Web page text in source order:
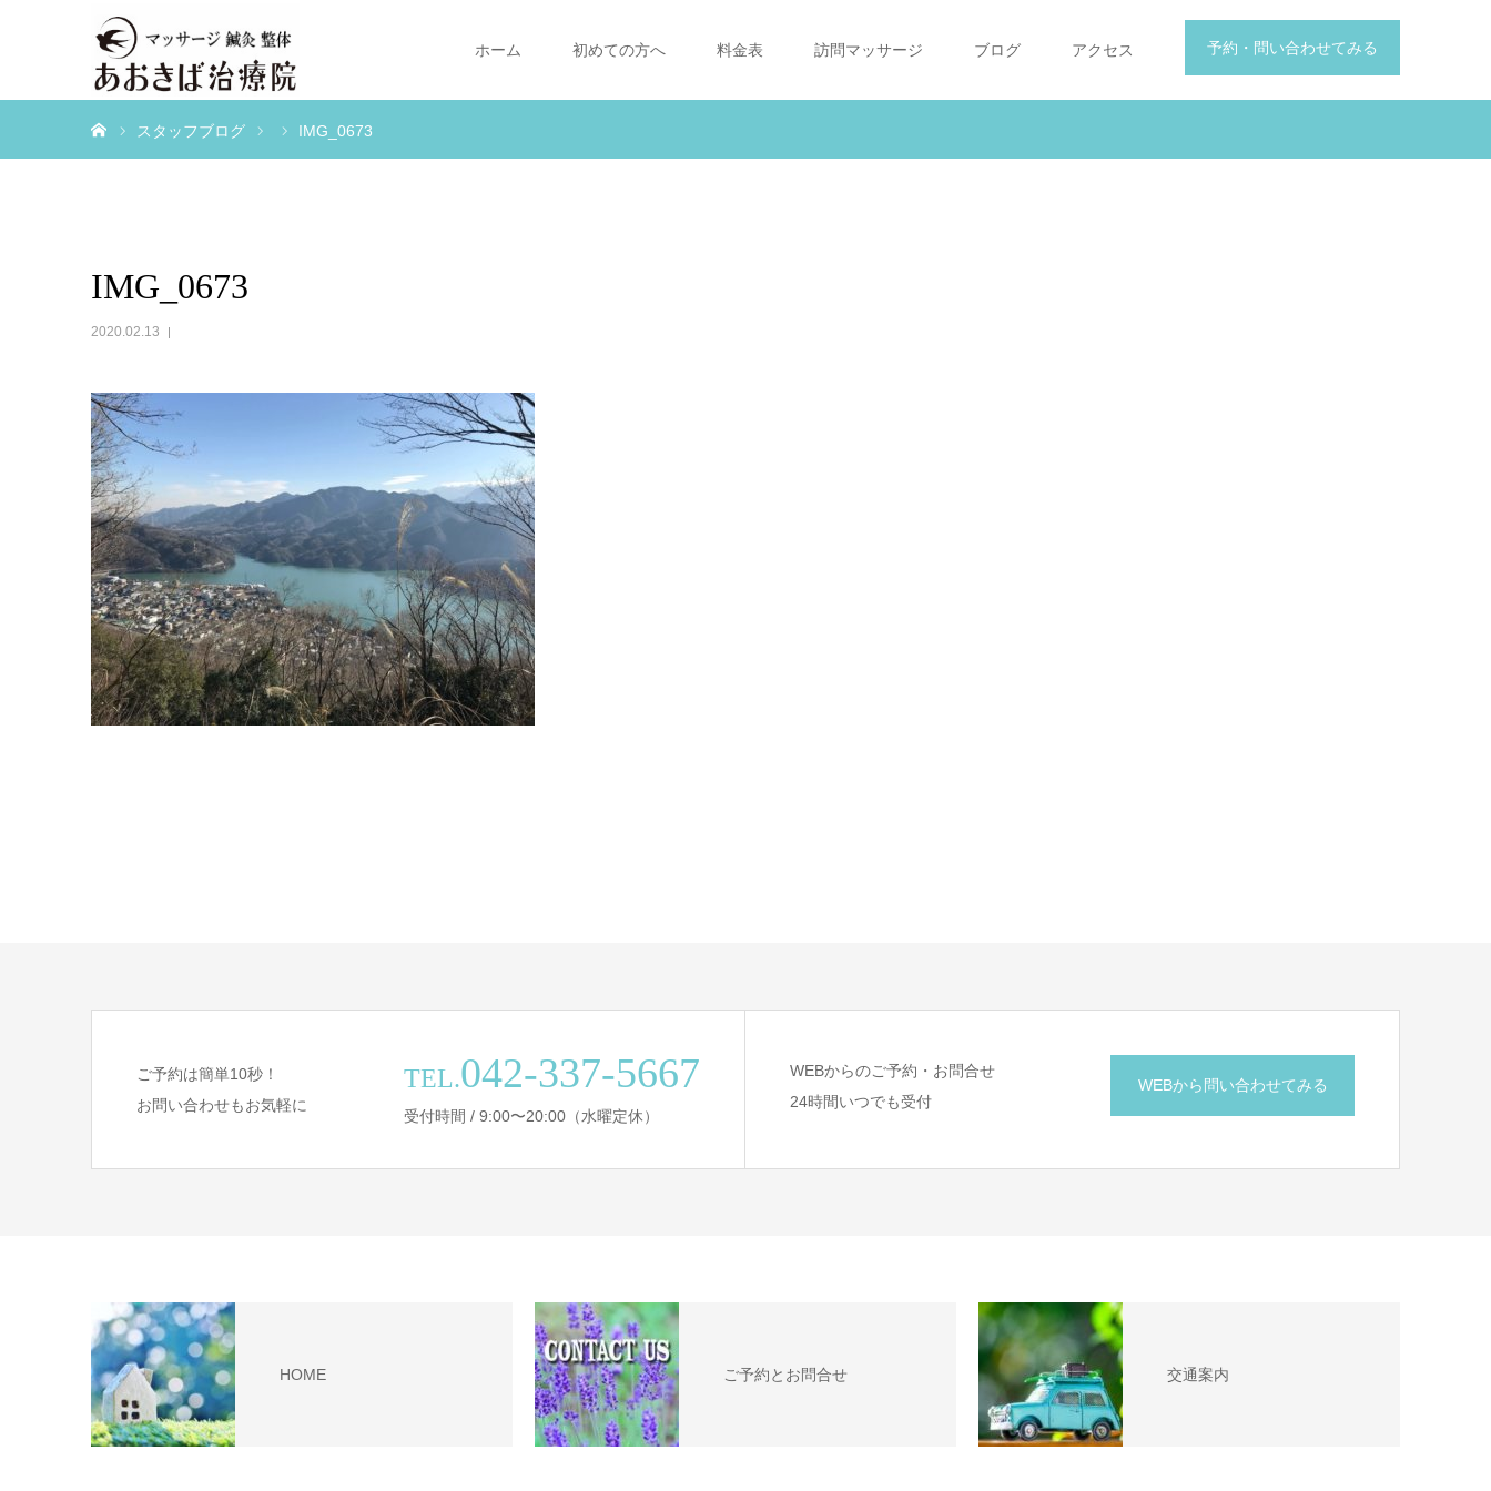
予約・問い合わせてみる
ホーム 初めての方へ 料金表 訪問マッサージ ブログ アクセス
スタッフブログ IMG_0673
IMG_0673
2020.02.13
ご予約は簡単10秒！
お問い合わせもお気軽に
TEL.042-337-5667
受付時間 / 9:00〜20:00（水曜定休）
WEBからのご予約・お問合せ
24時間いつでも受付
WEBから問い合わせてみる
HOME ご予約とお問合せ 交通案内